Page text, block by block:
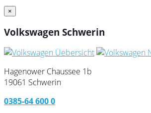
×
Volkswagen Schwerin
Hagenower Chaussee 1b
19061 Schwerin
0385-64 600 0